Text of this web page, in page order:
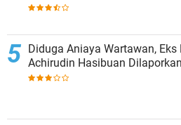
Diduga Aniaya Wartawan, Eks
Achirudin Hasibuan